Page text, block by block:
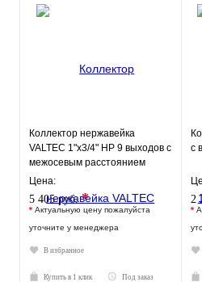
Коллектор нержавейка
VALTEC 1"х3/4" НР 9 выходов с
межосевым расстоянием
выходов 50мм
Цена:
5 405 руб.*
* Актуальную цену пожалуйста
уточните у менеджера
В избранное
Купить в 1 клик Под заказ
с
2
*